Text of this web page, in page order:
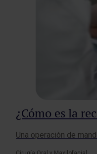
¿Cómo es la
Una operación de